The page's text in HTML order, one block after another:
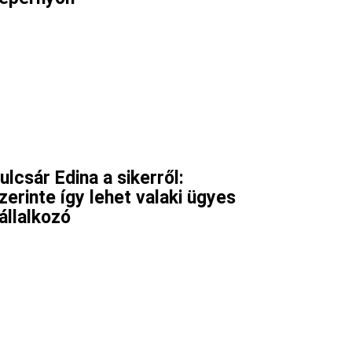
Edina a sikerről:
így lehet valaki ügyes